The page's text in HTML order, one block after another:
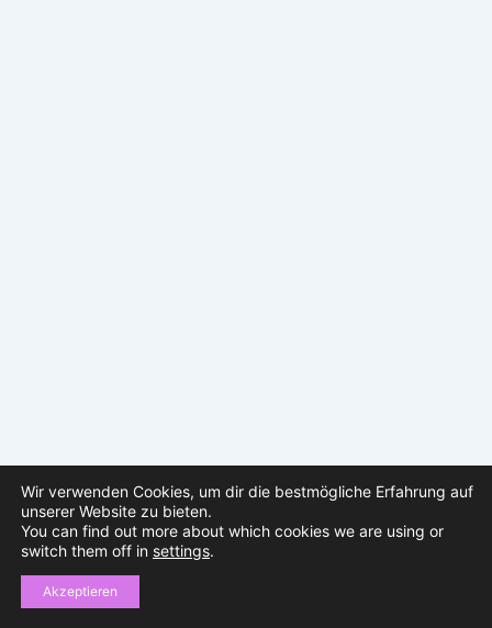
Copyright © 2026 sparklingfestival | Präsentiert von
Wir verwenden Cookies, um dir die bestmögliche Erfahrung auf
unserer Website zu bieten.
You can find out more about which cookies we are using or
switch them off in settings.
Akzeptieren